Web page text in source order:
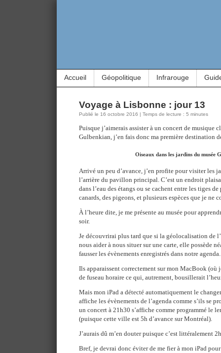
Accueil Géopolitique Infrarouge
Voyage à Lisbonne : jour 13
Publié le 16 octobre 2016 | Temps de lecture : 5 minutes
Puisque j’aimerais assister à un concert de musique
Gulbenkian, j’en fais donc ma première destination
Oiseaux dans les jardins du musée
Arrivé un peu d’avance, j’en profite pour visiter les
l’arrière du pavillon principal. C’est un endroit
dans l’eau des étangs ou se cachent entre les tiges
canards, des pigeons, et plusieurs espèces que je ne
À l’heure dite, je me présente au musée pour
soir.
Je découvrirai plus tard que si la géolocalisation de
nous aider à nous situer sur une carte, elle possède
fausser les évènements enregistrés dans notre agenda.
Ils apparaissent correctement sur mon MacBook (où
de fuseau horaire ce qui, autrement, bousillerait
Mais mon iPad a détecté automatiquement le
affiche les évènements de l’agenda comme s’ils se
un concert à 21h30 s’affiche comme programmé le
(puisque cette ville est 5h d’avance sur Montréal).
J’aurais dû m’en douter puisque c’est littéralement
Bref, je devrai donc éviter de me fier à mon iPad